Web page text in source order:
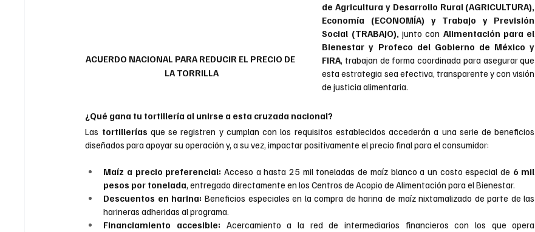
ACUERDO NACIONAL PARA REDUCIR EL PRECIO DE
LA TORRILLA
de Agricultura y Desarrollo Rural (AGRICULTURA),
Economía (ECONOMÍA) y Trabajo y Previsión
Social (TRABAJO), junto con Alimentación para el
Bienestar y Profeco del Gobierno de México y
FIRA, trabajan de forma coordinada para asegurar que
esta estrategia sea efectiva, transparente y con visión
de justicia alimentaria.
¿Qué gana tu tortillería al unirse a esta cruzada nacional?
Las tortillerías que se registren y cumplan con los requisitos establecidos accederán a una serie de beneficios
diseñados para apoyar su operación y, a su vez, impactar positivamente el precio final para el consumidor:
Maíz a precio preferencial: Acceso a hasta 25 mil toneladas de maíz blanco a un costo especial de 6 mil
pesos por tonelada, entregado directamente en los Centros de Acopio de Alimentación para el Bienestar.
Descuentos en harina: Beneficios especiales en la compra de harina de maíz nixtamalizado de parte de las
harineras adheridas al programa.
Financiamiento accesible: Acercamiento a la red de intermediarios financieros con los que opera